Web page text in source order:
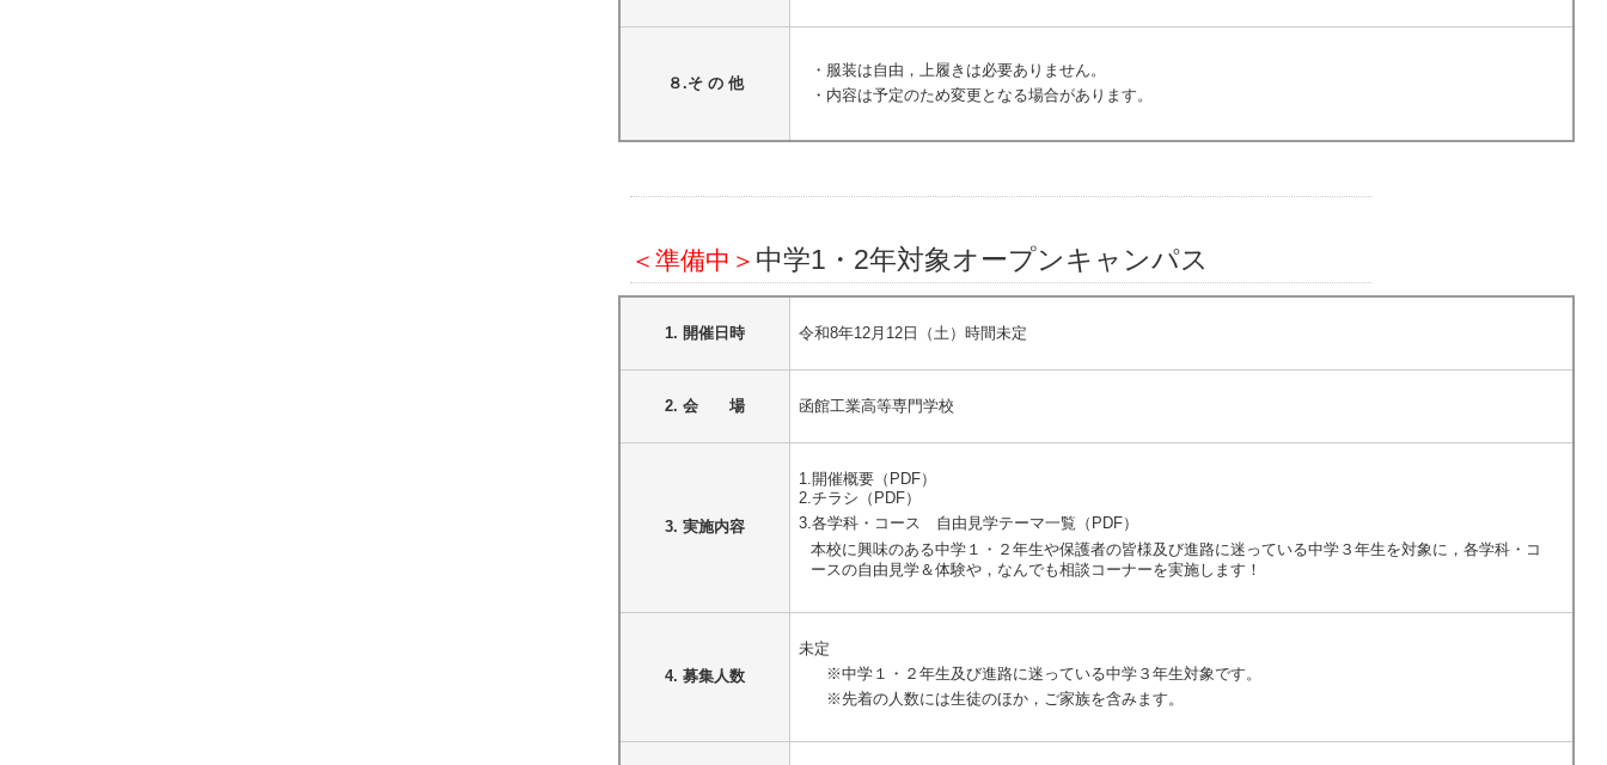
８.そ の 他
・服装は自由，上履きは必要ありません。
・内容は予定のため変更となる場合があります。
＜準備中＞ 中学1・2年対象オープンキャンパス
1. 開催日時 令和8年12月12日（土）時間未定
2. 会 場 函館工業高等専門学校
3. 実施内容
1.開催概要（PDF）
2.チラシ（PDF）
3.各学科・コース 自由見学テーマ一覧（PDF）
本校に興味のある中学１・２年生や保護者の皆様及び進路に迷っている中学３年生を対象に，各学科・コ
ースの自由見学＆体験や，なんでも相談コーナーを実施します！
4. 募集人数
未定
※中学１・２年生及び進路に迷っている中学３年生対象です。
※先着の人数には生徒のほか，ご家族を含みます。